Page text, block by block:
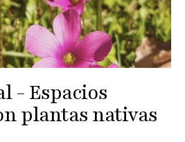
- Espacios
plantas nativas